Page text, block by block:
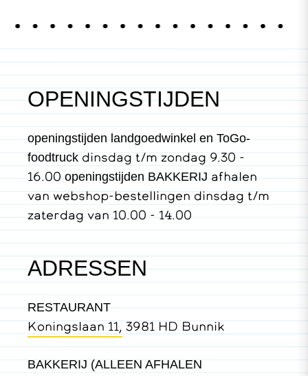
OPENINGSTIJDEN
openingstijden landgoedwinkel en ToGo-
foodtruck dinsdag t/m zondag 9.30 -
16.00openingstijden BAKKERIJafhalen
van webshop-bestellingen dinsdag t/m
zaterdag van 10.00 - 14.00
ADRESSEN
RESTAURANT
Koningslaan 11, 3981 HD Bunnik
BAKKERIJ (ALLEEN AFHALEN